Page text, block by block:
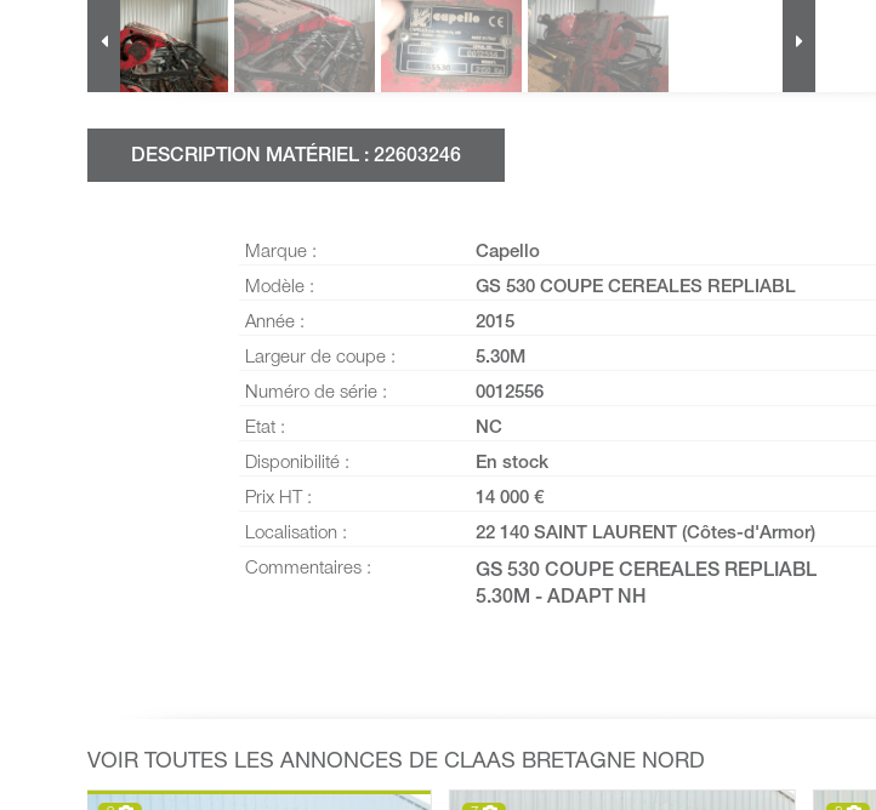
DESCRIPTION MATÉRIEL : 22603246
Marque :
Capello
Modèle :
GS 530 COUPE CEREALES REPLIABL
Année :
2015
Largeur de coupe :
5.30M
Numéro de série :
0012556
Etat :
NC
Disponibilité :
En stock
Prix HT :
14 000 €
Localisation :
22 140 SAINT LAURENT (Côtes-d'Armor)
Commentaires :
GS 530 COUPE CEREALES REPLIABL
5.30M - ADAPT NH
VOIR TOUTES LES ANNONCES DE CLAAS BRETAGNE NORD